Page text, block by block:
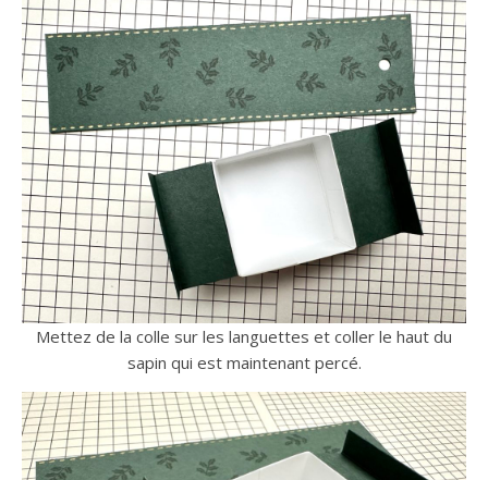
Mettez de la colle sur les languettes et coller le haut du
sapin qui est maintenant percé.